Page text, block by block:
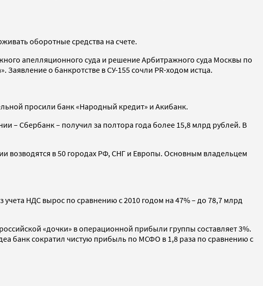
оборотные средства на счете.
апелляционного суда и решение Арбитражного суда Москвы по
о банкротстве в СУ-155 сочли PR-ходом истца.
просили банк «Народный кредит» и Акибанк.
– Сбербанк – получил за полтора года более 15,8 млрд рублей. В
возводятся в 50 городах РФ, СНГ и Европы. Основным владельцем
НДС вырос по сравнению с 2010 годом на 47% – до 78,7 млрд
«дочки» в операционной прибыли группы составляет 3%.
банк сократил чистую прибыль по МСФО в 1,8 раза по сравнению с